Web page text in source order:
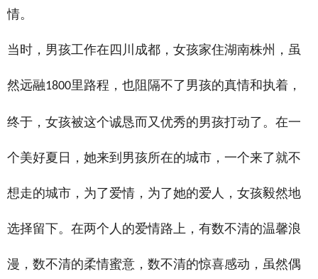
情。
当时，男孩工作在四川成都，女孩家住湖南株州，虽
然远融1800里路程，也阻隔不了男孩的真情和执着，
终于，女孩被这个诚恳而又优秀的男孩打动了。在一
个美好夏日，她来到男孩所在的城市，一个来了就不
想走的城市，为了爱情，为了她的爱人，女孩毅然地
选择留下。在两个人的爱情路上，有数不清的温馨浪
漫，数不清的柔情蜜意，数不清的惊喜感动，虽然偶